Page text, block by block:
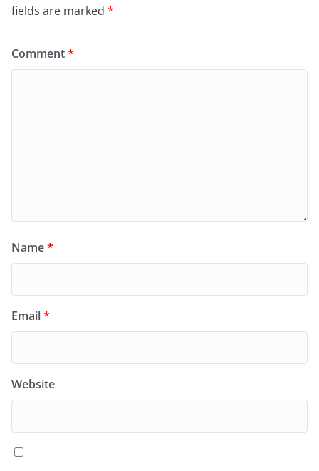
fields are marked *
Comment*
Name*
Email*
Website